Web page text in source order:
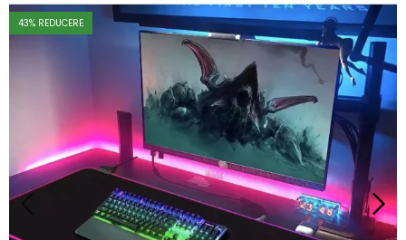
43% REDUCERE